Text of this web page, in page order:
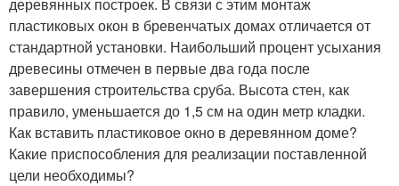
пластиковых окон в бревенчатых домах отличается от
стандартной установки. Наибольший процент усыхания
древесины отмечен в первые два года после
завершения строительства сруба. Высота стен, как
правило, уменьшается до 1,5 см на один метр кладки.
Как вставить пластиковое окно в деревянном доме?
Какие приспособления для реализации поставленной
цели необходимы?